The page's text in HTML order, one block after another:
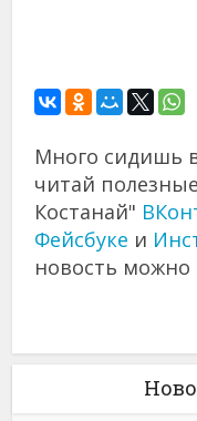
Много сидишь
читай
Костанай"
Фейсбуке и
новость